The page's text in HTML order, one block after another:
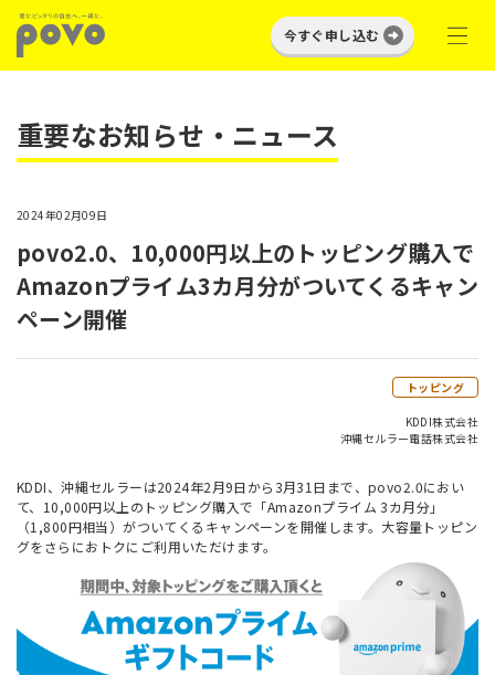
今すぐ申し込む
重要なお知らせ・ニュース
2024年02月09日
povo2.0、10,000円以上のトッピング購入で
Amazonプライム3カ月分がついてくるキャン
ペーン開催
トッピング
KDDI株式会社
沖縄セルラー電話株式会社
KDDI、沖縄セルラーは2024年2月9日から3月31日まで、povo2.0におい
て、10,000円以上のトッピング購入で「Amazonプライム 3カ月分」
（1,800円相当）がついてくるキャンペーンを開催します。大容量トッピン
グをさらにおトクにご利用いただけます。